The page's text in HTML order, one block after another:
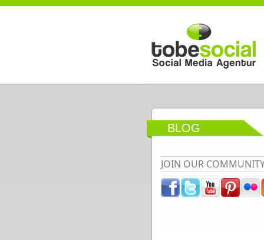
Direkt zum Inhalt
BLOG
JOIN OUR